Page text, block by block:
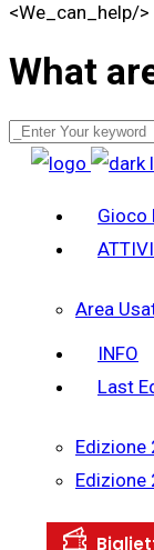
<We_can_help/>
What
Gioco
Area
INFO
Last
Edizione
Edizione